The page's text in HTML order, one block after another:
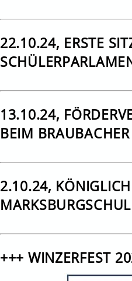
22.10.24, ERSTE
13.10.24,
BEIM
2.10.24,
+++ WINZERFEST